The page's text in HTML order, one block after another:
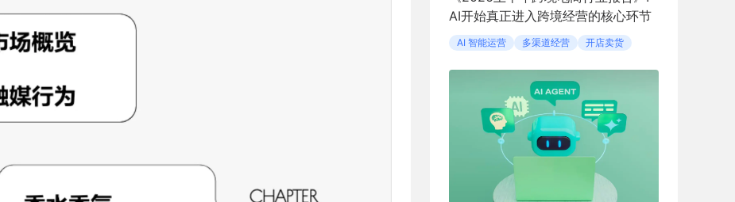
AI开始真正进入跨境经营的核心环节
AI 智能运营 多渠道经营 开店卖货